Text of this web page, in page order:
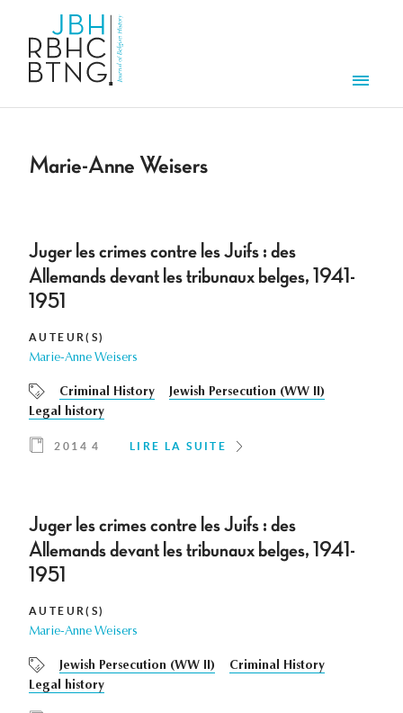
Marie-Anne Weisers
Juger les crimes contre les Juifs : des
Allemands devant les tribunaux belges, 1941-
1951
AUTEUR(S)
Marie-Anne Weisers
Criminal History
Jewish Persecution (WW II)
Legal history
2014 4 LIRE LA SUITE
Juger les crimes contre les Juifs : des
Allemands devant les tribunaux belges, 1941-
1951
AUTEUR(S)
Marie-Anne Weisers
Jewish Persecution (WW II)
Criminal History
Legal history